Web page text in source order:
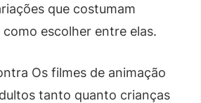
que costumam
escolher entre elas.
Os filmes de animação
tanto quanto crianças